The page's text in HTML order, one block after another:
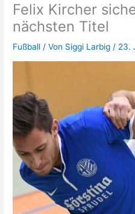
Felix Kircher
nächsten Titel
Fußball / Von Siggi Larbig / 23.